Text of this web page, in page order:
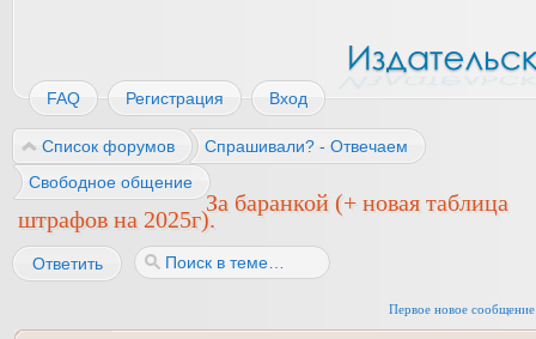
FAQ Регистрация Вход
Список форумов
Спрашивали? - Отвечаем
Свободное общение
За баранкой (+ новая таблица
штрафов на 2025г).
Ответить
Первое новое сообщение